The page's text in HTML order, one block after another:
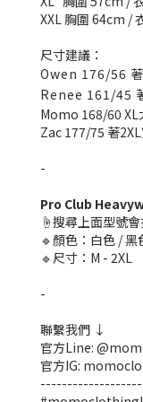
XXL 胸圍 64cm /
尺寸建議：
Owen 176/56
Renee 161/45
Momo 168/60 XL
Zac 177/75 著
-
Pro Club
☝️搜尋上面型號
🔹顏色：白色 / 黑
🔹尺寸：M - 2XL
-
聯繫我們 ↓
官方Line:
官方IG: